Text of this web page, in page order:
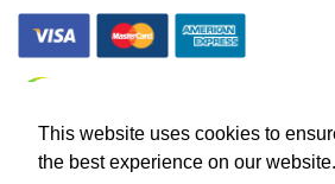
This website uses cookies to
the best experience on our website.
© Flygfotohistoria, samtliga